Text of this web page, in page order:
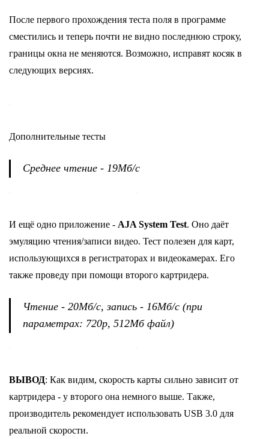
После первого прохождения теста поля в программе
сместились и теперь почти не видно последнюю строку,
границы окна не меняются. Возможно, исправят косяк в
следующих версиях.
Дополнительные тесты
Среднее чтение - 19Мб/с
И ещё одно приложение - AJA System Test. Оно даёт
эмуляцию чтения/записи видео. Тест полезен для карт,
использующихся в регистраторах и видеокамерах. Его
также проведу при помощи второго картридера.
Чтение - 20Мб/с, запись - 16Мб/с (при
параметрах: 720p, 512Мб файл)
ВЫВОД: Как видим, скорость карты сильно зависит от
картридера - у второго она немного выше. Также,
производитель рекомендует использовать USB 3.0 для
реальной скорости.